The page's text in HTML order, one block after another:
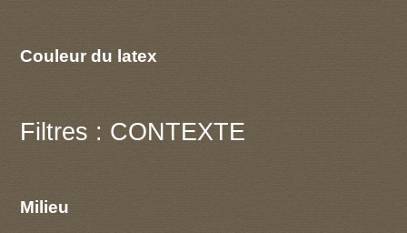
Couleur du latex
Filtres : CONTEXTE
Milieu